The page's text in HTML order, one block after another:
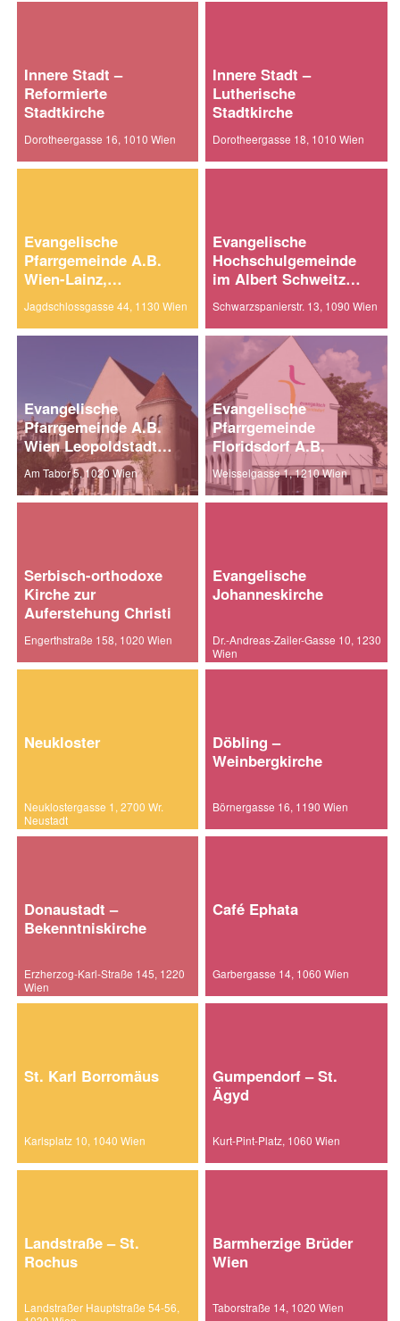
Innere Stadt –
Reformierte
Stadtkirche
Dorotheergasse 16, 1010 Wien
Innere Stadt –
Lutherische
Stadtkirche
Dorotheergasse 18, 1010 Wien
Evangelische
Pfarrgemeinde A.B.
Wien-Lainz,
Friedenskirche
Jagdschlossgasse 44, 1130 Wien
Evangelische
Hochschulgemeinde
im Albert Schweitzer
Haus
Schwarzspanierstr. 13, 1090 Wien
Evangelische
Pfarrgemeinde A.B.
Wien Leopoldstadt
und Brigittenau
Am Tabor 5, 1020 Wien
Evangelische
Pfarrgemeinde
Floridsdorf A.B.
Weisselgasse 1, 1210 Wien
Serbisch-orthodoxe
Kirche zur
Auferstehung Christi
Engerthstraße 158, 1020 Wien
Evangelische
Johanneskirche
Dr.-Andreas-Zailer-Gasse 10, 1230
Wien
Neukloster
Neuklostergasse 1, 2700 Wr.
Neustadt
Döbling –
Weinbergkirche
Börnergasse 16, 1190 Wien
Donaustadt –
Bekenntniskirche
Erzherzog-Karl-Straße 145, 1220
Wien
Café Ephata
Garbergasse 14, 1060 Wien
St. Karl Borromäus
Karlsplatz 10, 1040 Wien
Gumpendorf – St.
Ägyd
Kurt-Pint-Platz, 1060 Wien
Landstraße – St.
Rochus
Landstraßer Hauptstraße 54-56,
Barmherzige Brüder
Wien
Taborstraße 14, 1020 Wien